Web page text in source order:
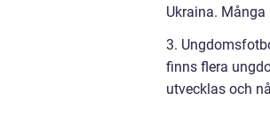
Ukraina.
3.
finns flera
utvecklas och